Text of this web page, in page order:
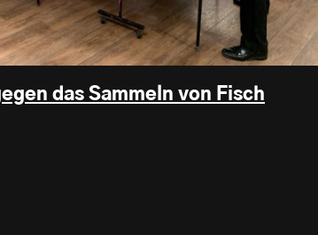
das Sammeln von Fisch